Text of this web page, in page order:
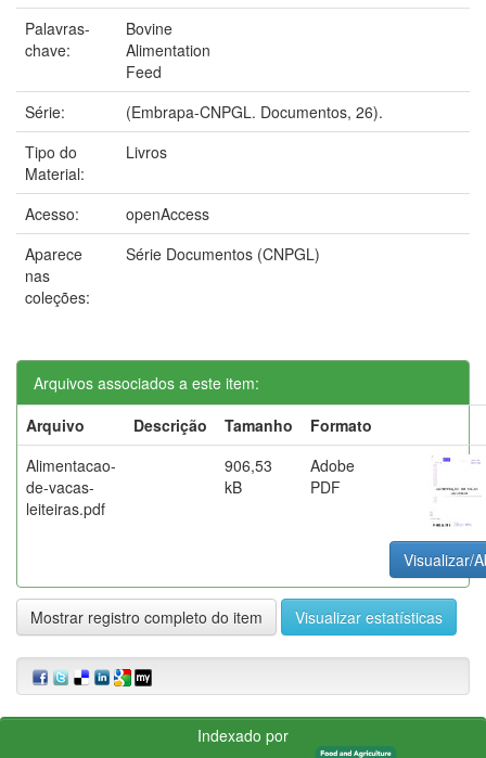
Palavras-
chave:
Bovine
Alimentation
Feed
Série:
(Embrapa-CNPGL. Documentos, 26).
Tipo do
Material:
Livros
Acesso:
openAccess
Aparece
nas
coleções:
Série Documentos (CNPGL)
Arquivos associados a este item:
Arquivo
Descrição Tamanho
Formato
Alimentacao-
de-vacas-
leiteiras.pdf
906,53
kB
Adobe
PDF
Visualizar/
Mostrar registro completo do item Visualizar estatísticas
Indexado por